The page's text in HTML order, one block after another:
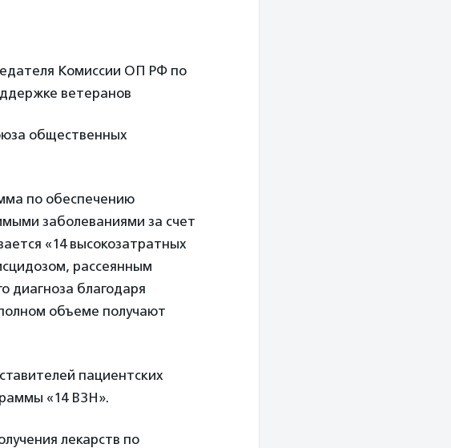
Комиссии ОП РФ по
ветеранов
общественных
по обеспечению
заболеваниями за счет
«14 высокозатратных
рассеянным
диагноза благодаря
объеме получают
пациентских
«14 ВЗН».
лекарств по